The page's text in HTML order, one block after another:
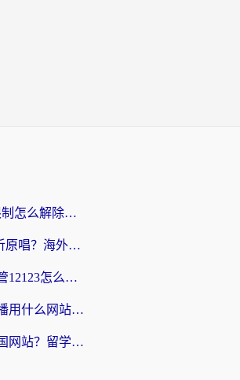
优酷手机app地域限制怎么解除？海外党亲测有效的追剧方案
全民K歌国外如何听原唱？海外党亲测有效的回国加速器选择指南
在海外如果使用交管12123怎么处理？留学生亲测有效的回国加速方案
海外看国内电视直播用什么网站比较好？一篇解决你所有追剧难题的实用指南
在国外如何打开中国网站？留学生与海外华人的无缝访问指南